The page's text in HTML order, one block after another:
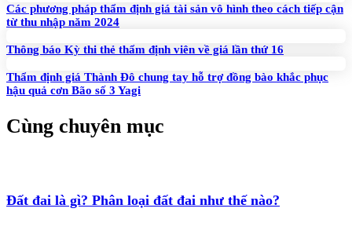
Các phương pháp thẩm định giá tài sản vô hình theo cách tiếp cận
từ thu nhập năm 2024
Thông báo Kỳ thi thẻ thẩm định viên về giá lần thứ 16
Thẩm định giá Thành Đô chung tay hỗ trợ đồng bào khắc phục
hậu quả cơn Bão số 3 Yagi
Cùng chuyên mục
Đất đai là gì? Phân loại đất đai như thế nào?